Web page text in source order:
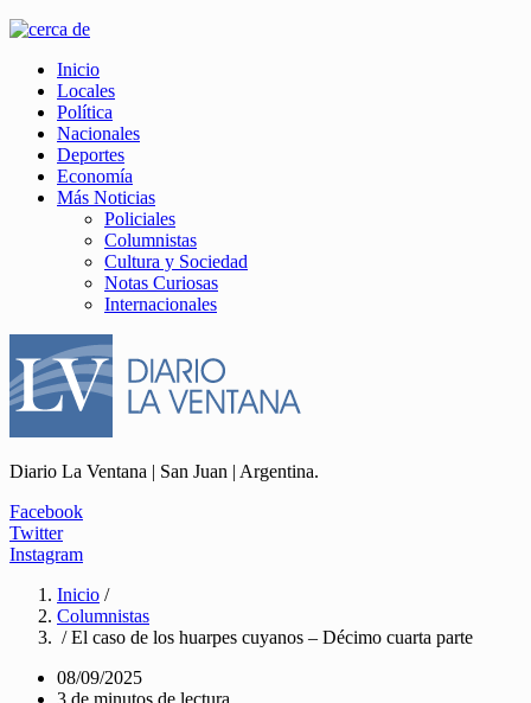
Inicio
Locales
Política
Nacionales
Deportes
Economía
Más Noticias
Policiales
Columnistas
Cultura y Sociedad
Notas Curiosas
Internacionales
Diario La Ventana | San Juan | Argentina.
Facebook
Twitter
Instagram
Inicio /
Columnistas
/ El caso de los huarpes cuyanos – Décimo cuarta parte
08/09/2025
3 de minutos de lectura